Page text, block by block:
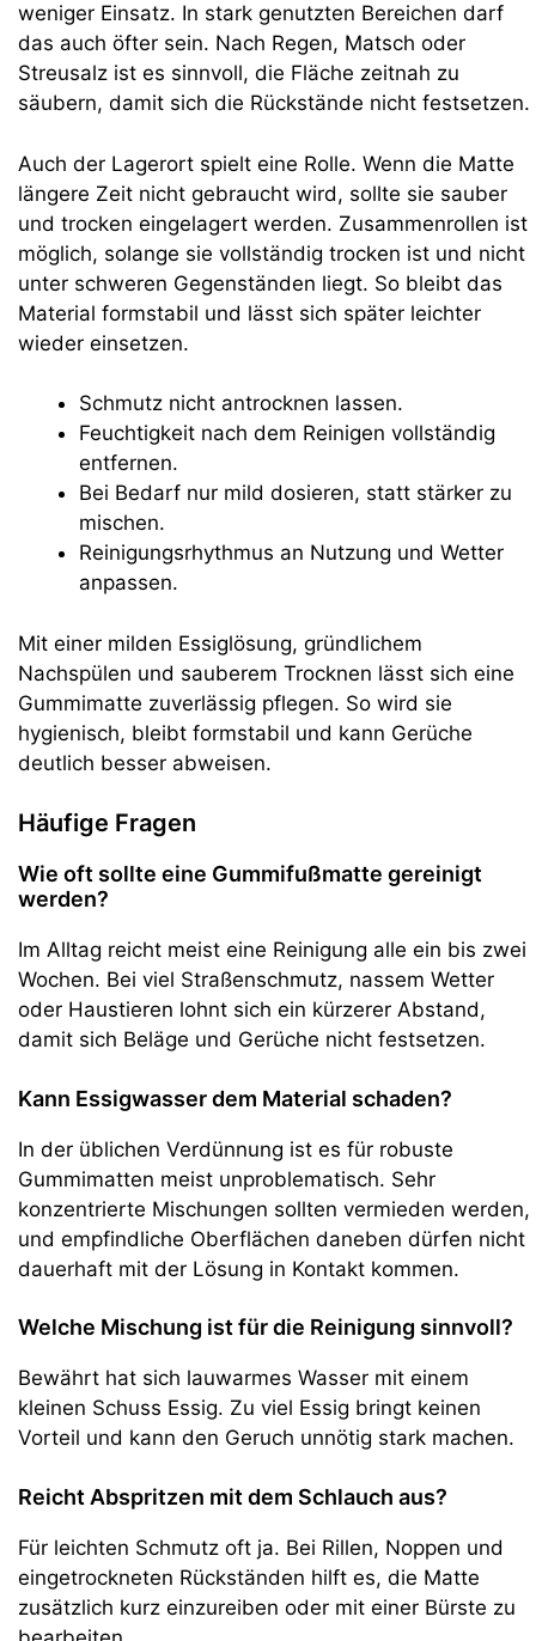
weniger Einsatz. In stark genutzten Bereichen darf
das auch öfter sein. Nach Regen, Matsch oder
Streusalz ist es sinnvoll, die Fläche zeitnah zu
säubern, damit sich die Rückstände nicht festsetzen.
Auch der Lagerort spielt eine Rolle. Wenn die Matte
längere Zeit nicht gebraucht wird, sollte sie sauber
und trocken eingelagert werden. Zusammenrollen ist
möglich, solange sie vollständig trocken ist und nicht
unter schweren Gegenständen liegt. So bleibt das
Material formstabil und lässt sich später leichter
wieder einsetzen.
Schmutz nicht antrocknen lassen.
Feuchtigkeit nach dem Reinigen vollständig
entfernen.
Bei Bedarf nur mild dosieren, statt stärker zu
mischen.
Reinigungsrhythmus an Nutzung und Wetter
anpassen.
Mit einer milden Essiglösung, gründlichem
Nachspülen und sauberem Trocknen lässt sich eine
Gummimatte zuverlässig pflegen. So wird sie
hygienisch, bleibt formstabil und kann Gerüche
deutlich besser abweisen.
Häufige Fragen
Wie oft sollte eine Gummifußmatte gereinigt
werden?
Im Alltag reicht meist eine Reinigung alle ein bis zwei
Wochen. Bei viel Straßenschmutz, nassem Wetter
oder Haustieren lohnt sich ein kürzerer Abstand,
damit sich Beläge und Gerüche nicht festsetzen.
Kann Essigwasser dem Material schaden?
In der üblichen Verdünnung ist es für robuste
Gummimatten meist unproblematisch. Sehr
konzentrierte Mischungen sollten vermieden werden,
und empfindliche Oberflächen daneben dürfen nicht
dauerhaft mit der Lösung in Kontakt kommen.
Welche Mischung ist für die Reinigung sinnvoll?
Bewährt hat sich lauwarmes Wasser mit einem
kleinen Schuss Essig. Zu viel Essig bringt keinen
Vorteil und kann den Geruch unnötig stark machen.
Reicht Abspritzen mit dem Schlauch aus?
Für leichten Schmutz oft ja. Bei Rillen, Noppen und
eingetrockneten Rückständen hilft es, die Matte
zusätzlich kurz einzureiben oder mit einer Bürste zu